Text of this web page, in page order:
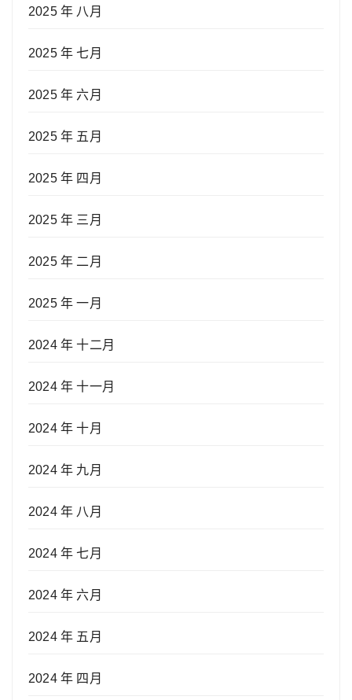
2025 年 八月
2025 年 七月
2025 年 六月
2025 年 五月
2025 年 四月
2025 年 三月
2025 年 二月
2025 年 一月
2024 年 十二月
2024 年 十一月
2024 年 十月
2024 年 九月
2024 年 八月
2024 年 七月
2024 年 六月
2024 年 五月
2024 年 四月